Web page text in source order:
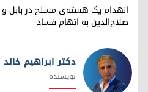
انهدام یک هسته‌ی مسلح در بابل و
صلاح‌الدین به اتهام فساد
دکتر ابراهیم خالد
نویسنده